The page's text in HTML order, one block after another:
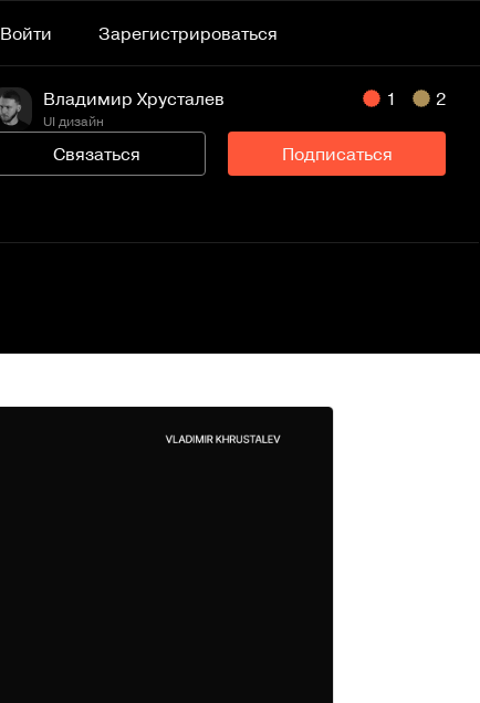
Войти Зарегистрироваться
Владимир Хрусталев
UI дизайн
1 2
Связаться Подписаться